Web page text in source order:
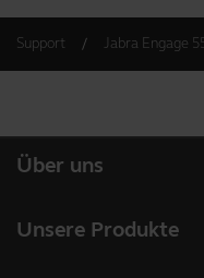
Support Jabra Engage
Über uns
Unsere Produkte